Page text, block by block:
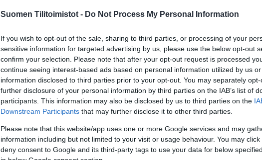
Suomen Tilitoimistot - Do Not Process My Personal Information
If you wish to opt-out of the sale, sharing to third parties, or processing of your
sensitive information for targeted advertising by us, please use the below opt-out
confirm your selection. Please note that after your opt-out request is processed
continue seeing interest-based ads based on personal information utilized by us
information disclosed to third parties prior to your opt-out. You may separately
further disclosure of your personal information by third parties on the IAB’s list of
participants. This information may also be disclosed by us to third parties on the
Downstream Participants that may further disclose it to other third parties.
Please note that this website/app uses one or more Google services and may
information including but not limited to your visit or usage behaviour. You may
deny consent to Google and its third-party tags to use your data for below
in below Google consent section.
Econia Oy ❯
Greenstep Oy ❯
Rantalainen Oy ❯
Satakunnan Yritystili Oy ❯